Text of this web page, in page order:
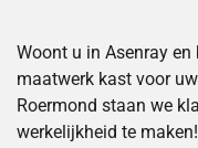
Woont u in Asenray
maatwerk kast voor
Roermond staan we
werkelijkheid te